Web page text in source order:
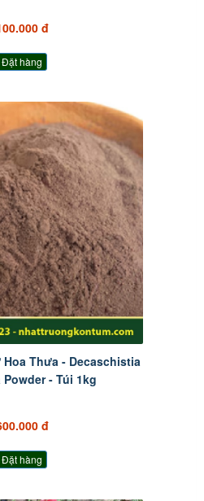
đ
Đặt hàng
Hoa Thưa - Decaschistia
- Túi 1kg
đ
Đặt hàng